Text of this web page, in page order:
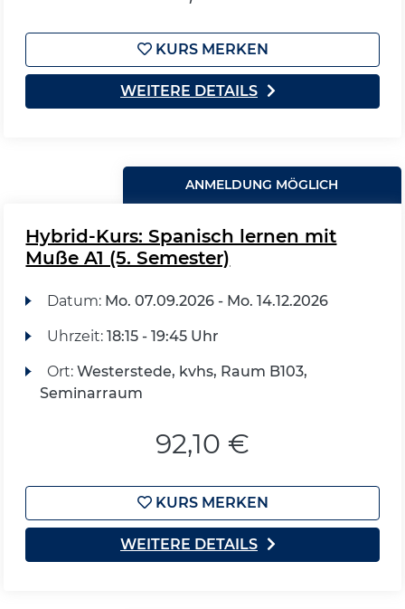
KURS MERKEN
WEITERE DETAILS
ANMELDUNG MÖGLICH
Hybrid-Kurs: Spanisch lernen mit
Muße A1 (5. Semester)
Datum: Mo. 07.09.2026 - Mo. 14.12.2026
Uhrzeit: 18:15 - 19:45 Uhr
Ort: Westerstede, kvhs, Raum B103,
Seminarraum
92,10 €
KURS MERKEN
WEITERE DETAILS